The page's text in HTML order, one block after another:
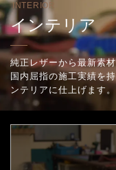
INTERIOR
インテリア
純正レザーから最新素
国内屈指の施工実績を
ンテリアに仕上げます。